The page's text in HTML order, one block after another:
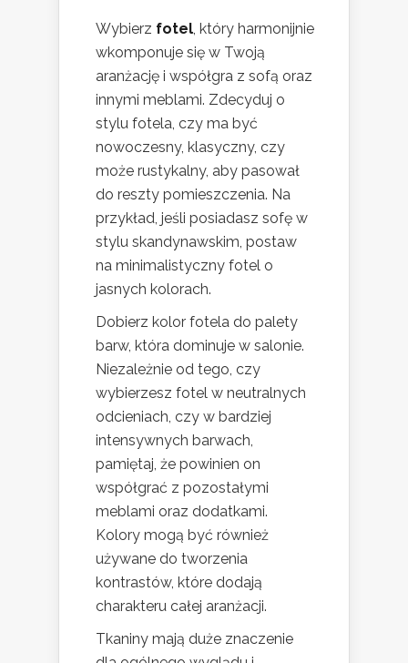
Wybierz fotel, który harmonijnie
wkomponuje się w Twoją
aranżację i współgra z sofą oraz
innymi meblami. Zdecyduj o
stylu fotela, czy ma być
nowoczesny, klasyczny, czy
może rustykalny, aby pasował
do reszty pomieszczenia. Na
przykład, jeśli posiadasz sofę w
stylu skandynawskim, postaw
na minimalistyczny fotel o
jasnych kolorach.
Dobierz kolor fotela do palety
barw, która dominuje w salonie.
Niezależnie od tego, czy
wybierzesz fotel w neutralnych
odcieniach, czy w bardziej
intensywnych barwach,
pamiętaj, że powinien on
współgrać z pozostałymi
meblami oraz dodatkami.
Kolory mogą być również
używane do tworzenia
kontrastów, które dodają
charakteru całej aranżacji.
Tkaniny mają duże znaczenie